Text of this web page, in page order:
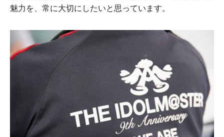
魅力を、常に大切にしたいと思っています。